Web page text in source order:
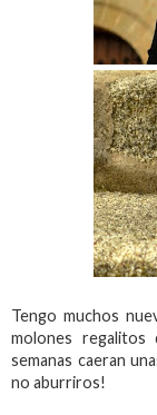
Tengo muchos
molones regalitos
semanas caeran
no aburriros!